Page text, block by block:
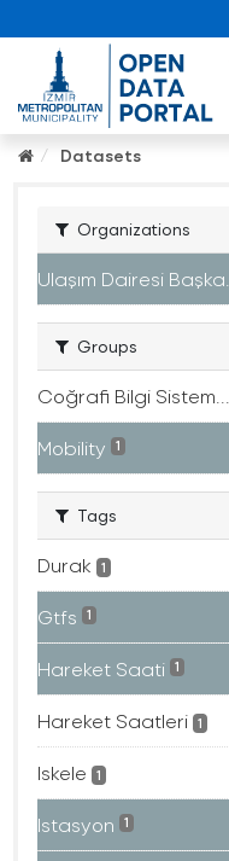
Datasets
Organizations
Ulaşım Dairesi Başka...
Groups
Coğrafi Bilgi Sistem...
Mobility 1
Tags
Durak 1
Gtfs 1
Hareket Saati 1
Hareket Saatleri 1
Iskele 1
Istasyon 1